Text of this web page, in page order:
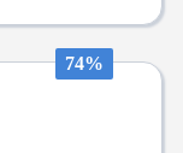
74%